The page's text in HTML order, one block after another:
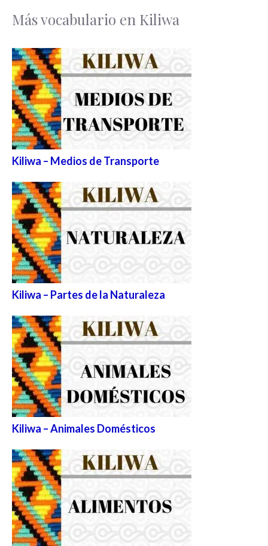
Más vocabulario en Kiliwa
Kiliwa – Medios de Transporte
Kiliwa – Partes de la Naturaleza
Kiliwa – Animales Domésticos